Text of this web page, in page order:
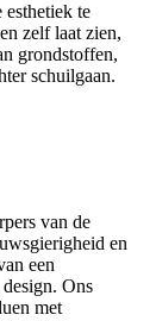
te
zelf laat zien,
grondstoffen,
schuilgaan.
van de
en
een
Ons
met